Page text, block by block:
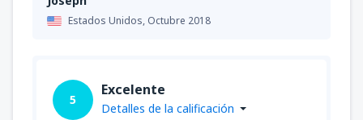
Estados Unidos, Octubre 2018
5
Excelente
Detalles de la calificación